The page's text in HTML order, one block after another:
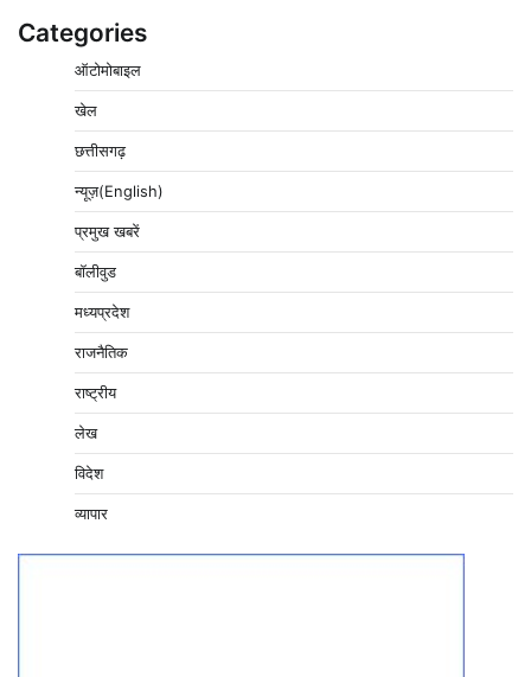
Categories
ऑटोमोबाइल
खेल
छत्तीसगढ़
न्यूज़(English)
प्रमुख खबरें
बॉलीवुड
मध्यप्रदेश
राजनैतिक
राष्ट्रीय
लेख
विदेश
व्यापार